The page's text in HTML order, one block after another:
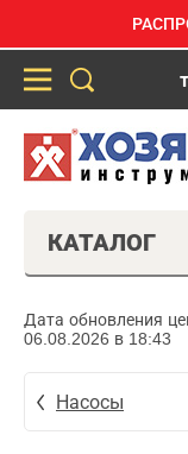
КАТАЛОГ
Дата обновления
06.08.2026 в 18:43
Насосы